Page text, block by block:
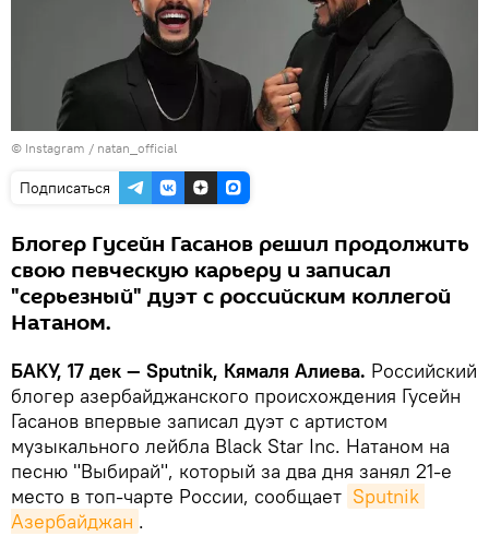
© Instagram / natan_official
Подписаться
Блогер Гусейн Гасанов решил продолжить
свою певческую карьеру и записал
"серьезный" дуэт с российским коллегой
Натаном.
БАКУ, 17 дек — Sputnik, Кямаля Алиева. Российский
блогер азербайджанского происхождения Гусейн
Гасанов впервые записал дуэт с артистом
музыкального лейбла Black Star Inc. Натаном на
песню "Выбирай", который за два дня занял 21-е
место в топ-чарте России, сообщает Sputnik
Азербайджан .